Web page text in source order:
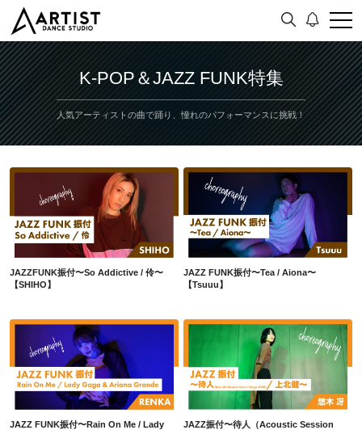
K-POP＆JAZZ FUNK特集
人気アーティストの曲で踊り、憧れのパフォーマンスに挑戦！
JAZZFUNK振付〜So Addictive / 伶〜
【SHIHO】
JAZZ FUNK振付〜Tea / Aiona〜
【Tsuuu】
JAZZ FUNK振付〜Rain On Me / Lady
JAZZ振付〜待人（Acoustic Session